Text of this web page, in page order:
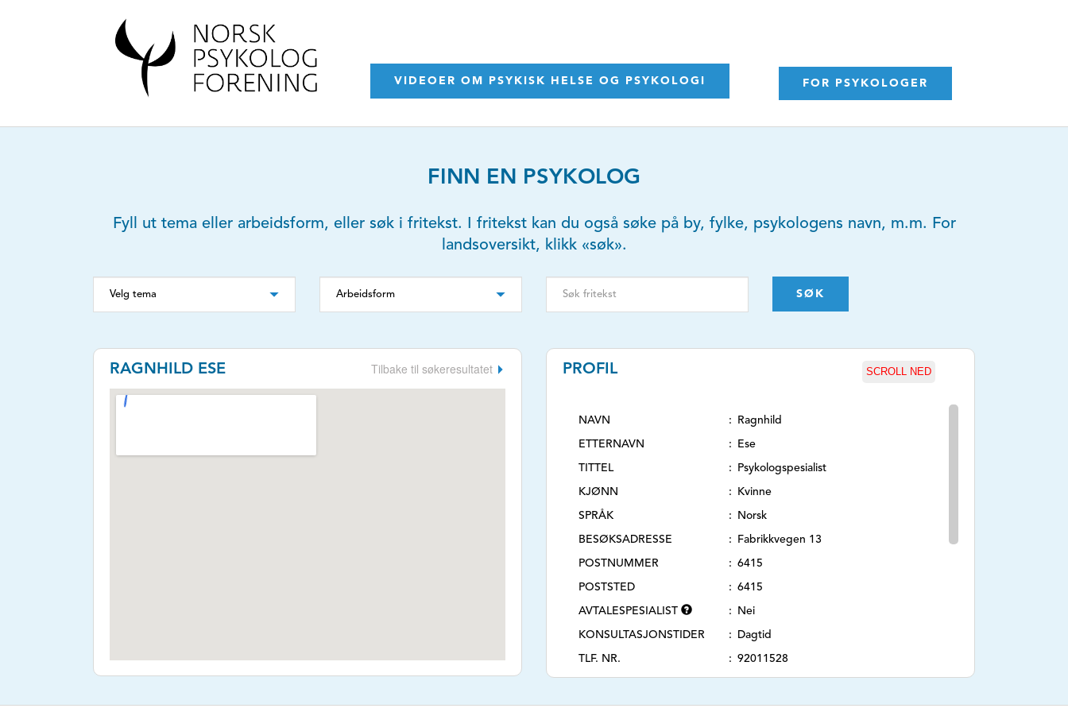
VIDEOER OM PSYKISK HELSE OG PSYKOLOGI FOR PSYKOLOGER
FINN EN PSYKOLOG
Fyll ut tema eller arbeidsform, eller søk i fritekst. I fritekst kan du også søke på by, fylke, psykologens navn, m.m. For
landsoversikt, klikk «søk».
SØK
RAGNHILD ESE Tilbake til søkeresultatet PROFIL SCROLL NED
NAVN Ragnhild
ETTERNAVN Ese
TITTEL Psykologspesialist
KJØNN Kvinne
SPRÅK Norsk
BESØKSADRESSE Fabrikkvegen 13
POSTNUMMER 6415
POSTSTED 6415
AVTALESPESIALIST Nei
KONSULTASJONSTIDER Dagtid
TLF. NR. 92011528
Ikke oppgi sensitiv informasjon